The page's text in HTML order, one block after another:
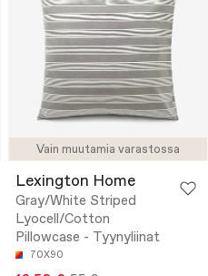
Vain muutamia varastossa
Lexington Home
Gray/White Striped
Lyocell/Cotton
Pillowcase - Tyynyliinat
70X90